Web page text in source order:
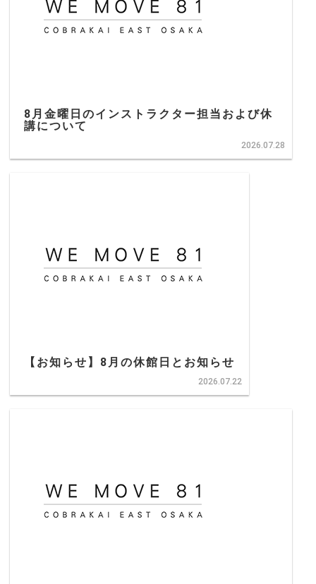
8月金曜日のインストラクター担当および休
講について
2026.07.28
【お知らせ】8月の休館日とお知らせ
2026.07.22